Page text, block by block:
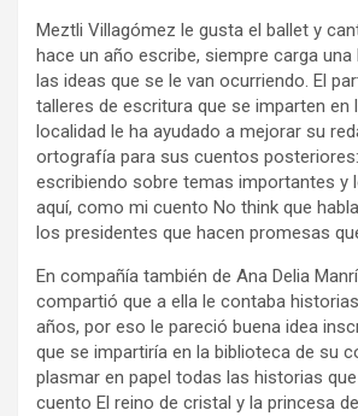
Meztli Villagómez le gusta el ballet y
hace un año escribe, siempre carga
las ideas que se le van ocurriendo. El
talleres de escritura que se imparten en
localidad le ha ayudado a mejorar su
ortografía para sus cuentos
escribiendo sobre temas importantes y
aquí, como mi cuento No think que
los presidentes que hacen promesas
En compañía también de Ana Delia
compartió que a ella le contaba
años, por eso le pareció buena idea
que se impartiría en la biblioteca de su
plasmar en papel todas las historias que
cuento El reino de cristal y la princesa